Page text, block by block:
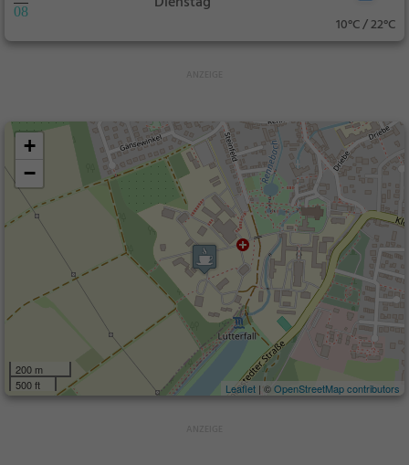
08
10°C / 22°C
+
−
200 m
500 ft
Leaflet | ©OpenStreetMap contributors